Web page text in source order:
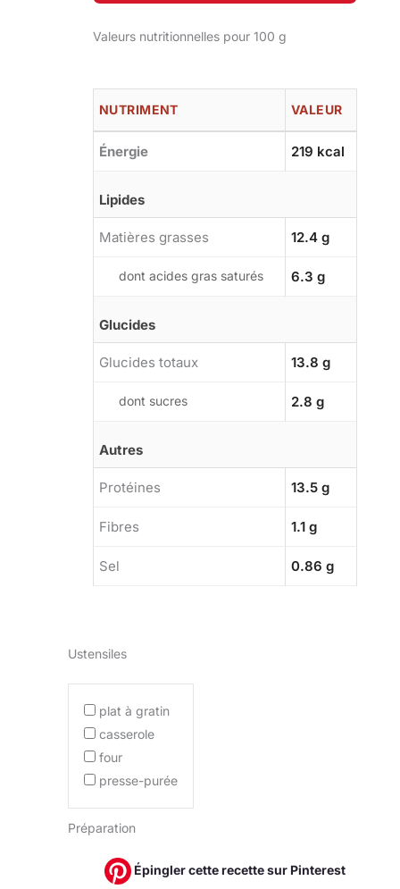
Valeurs nutritionnelles pour 100 g
NUTRIMENT VALEUR
Énergie 219 kcal
Lipides
Matières grasses 12.4 g
dont acides gras saturés 6.3 g
Glucides
Glucides totaux 13.8 g
dont sucres 2.8 g
Autres
Protéines 13.5 g
Fibres 1.1 g
Sel 0.86 g
Ustensiles
plat à gratin
casserole
four
presse-purée
Préparation
Épingler cette recette sur Pinterest